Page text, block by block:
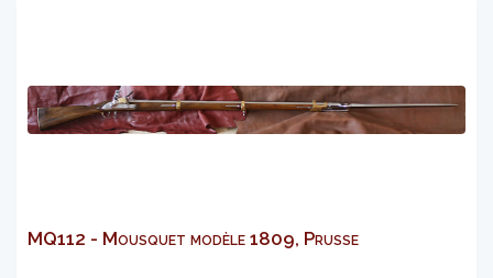
MQ112 - Mousquet modèle 1809, Prusse